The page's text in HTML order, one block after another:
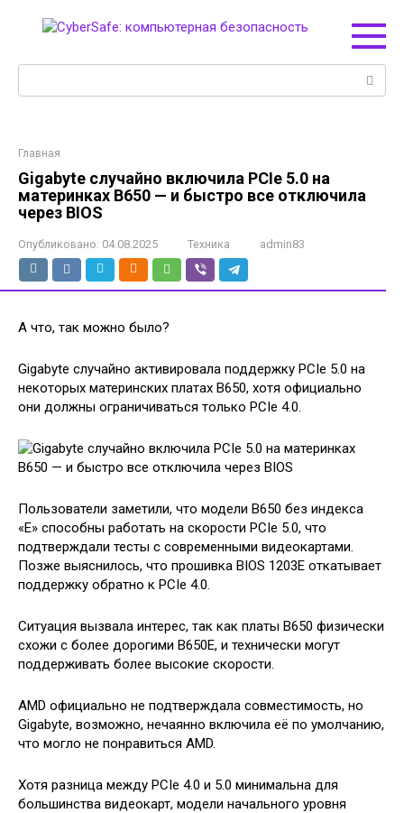
Главная
Gigabyte случайно включила PCIe 5.0 на
материнках B650 — и быстро все отключила
через BIOS
Опубликовано: 04.08.2025 Техника admin83
А что, так можно было?
Gigabyte случайно активировала поддержку PCIe 5.0 на
некоторых материнских платах B650, хотя официально
они должны ограничиваться только PCIe 4.0.
Пользователи заметили, что модели B650 без индекса
«E» способны работать на скорости PCIe 5.0, что
подтверждали тесты с современными видеокартами.
Позже выяснилось, что прошивка BIOS 1203E откатывает
поддержку обратно к PCIe 4.0.
Ситуация вызвала интерес, так как платы B650 физически
схожи с более дорогими B650E, и технически могут
поддерживать более высокие скорости.
AMD официально не подтверждала совместимость, но
Gigabyte, возможно, нечаянно включила её по умолчанию,
что могло не понравиться AMD.
Хотя разница между PCIe 4.0 и 5.0 минимальна для
большинства видеокарт, модели начального уровня